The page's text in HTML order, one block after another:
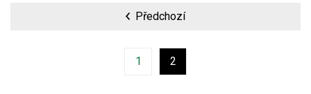
Předchozí
1 2